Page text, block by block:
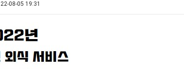
22-08-05 19:31